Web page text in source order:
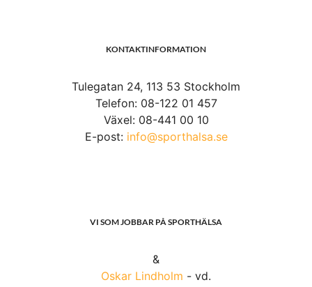
KONTAKTINFORMATION
Tulegatan 24, 113 53 Stockholm
Telefon: 08-122 01 457
Växel: 08-441 00 10
E-post: info@sporthalsa.se
VI SOM JOBBAR PÅ SPORTHÄLSA
&
Oskar Lindholm - vd.